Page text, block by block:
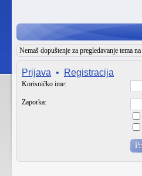
Nemaš dopuštenje za pregledavanje tema
Prijava • Registracija
Korisničko ime:
Zaporka: